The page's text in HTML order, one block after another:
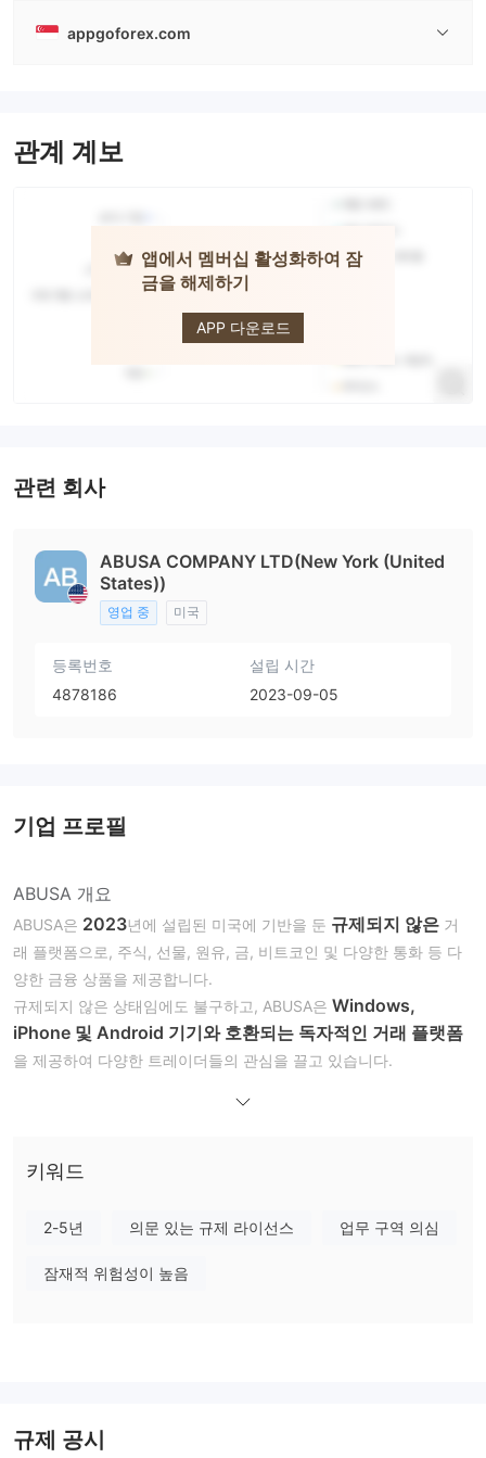
appgoforex.com
관계 계보
앱에서 멤버십 활성화하여 잠
금을 해제하기
APP 다운로드
ABUSA
관련 회사
ABUSA COMPANY LTD(New York (United
States))
영업 중 미국
등록번호
4878186
설립 시간
2023-09-05
기업 프로필
ABUSA 개요
ABUSA은 2023년에 설립된 미국에 기반을 둔 규제되지 않은 거
래 플랫폼으로, 주식, 선물, 원유, 금, 비트코인 및 다양한 통화 등 다
양한 금융 상품을 제공합니다.
규제되지 않은 상태임에도 불구하고, ABUSA은 Windows,
iPhone 및 Android 기기와 호환되는 독자적인 거래 플랫폼
을 제공하여 다양한 트레이더들의 관심을 끌고 있습니다.
제공하여 사용자들이 필요한 지원을 받을 수 있도록 합니다.
금융 규제 기관에 의해 시행되는 감독 또는 규제 기준을 준수하지 않
장점:
키워드
2-5년 의문 있는 규제 라이선스 업무 구역 의심
잠재적 위험성이 높음
규제 공시